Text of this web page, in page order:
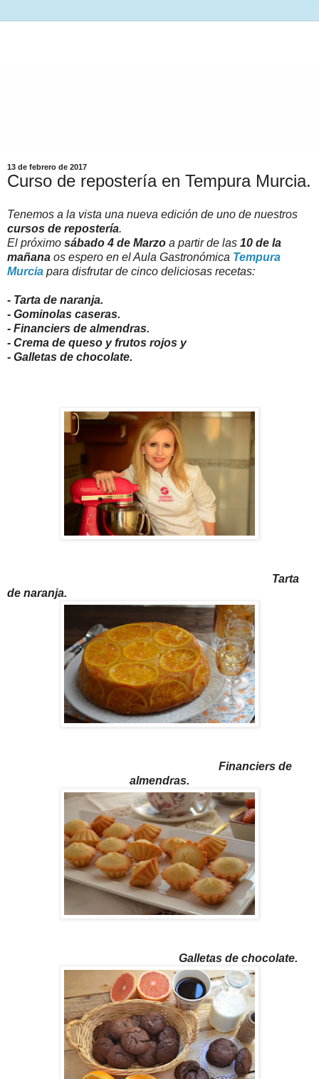
13 de febrero de 2017
Curso de repostería en Tempura Murcia.
Tenemos a la vista una nueva edición de uno de nuestros
cursos de repostería.
El próximo sábado 4 de Marzo a partir de las 10 de la
mañana os espero en el Aula Gastronómica Tempura
Murcia para disfrutar de cinco deliciosas recetas:
- Tarta de naranja.
- Gominolas caseras.
- Financiers de almendras.
- Crema de queso y frutos rojos y
- Galletas de chocolate.
Tarta
de naranja.
Financiers de
almendras.
Galletas de chocolate.